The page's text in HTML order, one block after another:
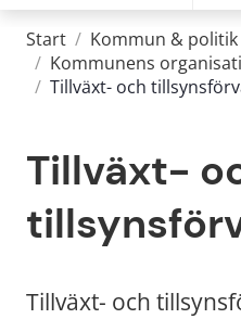
Start / Kommun & politik
/ Kommunens
/ Tillväxt- och
Tillväxt-
Tillväxt- och